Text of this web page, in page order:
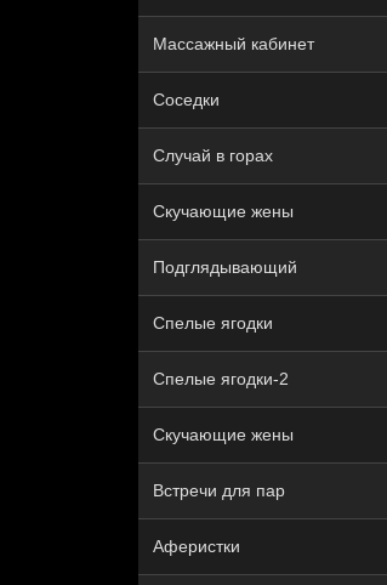
Массажный кабинет
Соседки
Случай в горах
Скучающие жены
Подглядывающий
Спелые ягодки
Спелые ягодки-2
Скучающие жены
Встречи для пар
Аферистки